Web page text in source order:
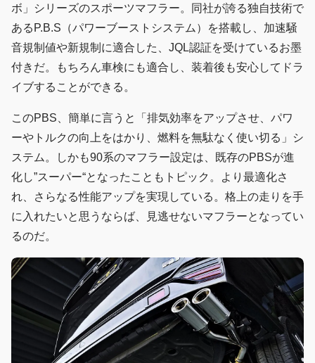
ボ」シリーズのスポーツマフラー。同社が誇る独自技術で
あるP.B.S（パワーブーストシステム）を搭載し、加速騒
音規制値や新規制に適合した、JQL認証を受けているお墨
付きだ。もちろん車検にも適合し、装着後も安心してドラ
イブすることができる。
このPBS、簡単に言うと「排気効率をアップさせ、パワ
ーやトルクの向上をはかり、燃料を無駄なく使い切る」シ
ステム。しかも90系のマフラー設定は、既存のPBSが進
化し”スーパー“となったこともトピック。より最適化さ
れ、さらなる性能アップを実現している。格上の走りを手
に入れたいと思うならば、見逃せないマフラーとなってい
るのだ。